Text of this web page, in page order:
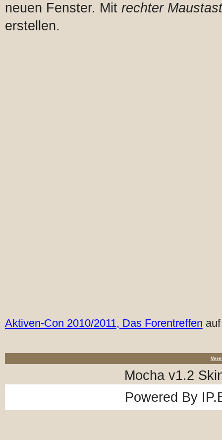
neuen Fenster. Mit rechter
erstellen.
Aktiven-Con 2010/2011, Das Forentreffen
Mocha v1.2
Powered By